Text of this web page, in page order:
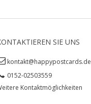
SIE UNS
kontakt@happypostcards.de
0152-02503559
Kontaktmöglichkeiten